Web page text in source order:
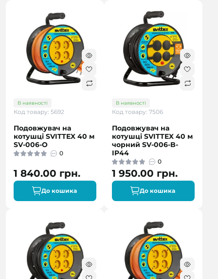
В наявності
Код товару: 5692
Подовжувач на
котушці SVITTEX 40 м
SV-006-О
0
1 840.00 грн.
До кошика
В наявності
Код товару: 7506
Подовжувач на
котушці SVITTEX 40 м
чорний SV-006-B-
IP44
0
1 950.00 грн.
До кошика